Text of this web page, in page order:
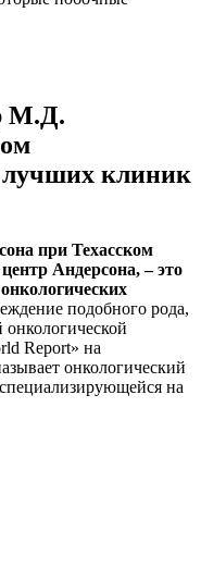
М.Д.
лучших клиник
при Техасском
Андерсона, – это
подобного рода,
Report» на
онкологический
на